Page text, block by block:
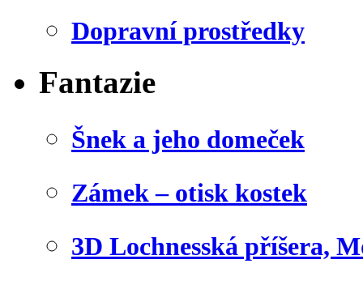
Dopravní prostředky
Fantazie
Šnek a jeho domeček
Zámek – otisk kostek
3D Lochnesská příšera,